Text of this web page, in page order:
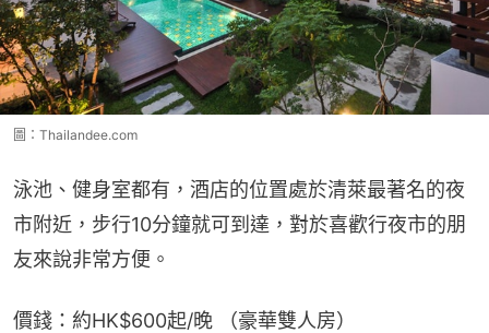
圖：Thailandee.com
泳池、健身室都有，酒店的位置處於清萊最著名的夜
市附近，步行10分鐘就可到達，對於喜歡行夜市的朋
友來說非常方便。
價錢：約HK$600起/晚 （豪華雙人房）